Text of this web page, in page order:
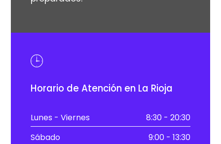
Horario de Atención en La Rioja
Lunes - Viernes
8:30 - 20:30
Sábado
9:00 - 13:30